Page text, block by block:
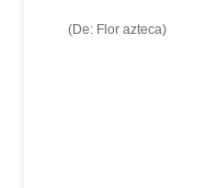
(De: Flor azteca)